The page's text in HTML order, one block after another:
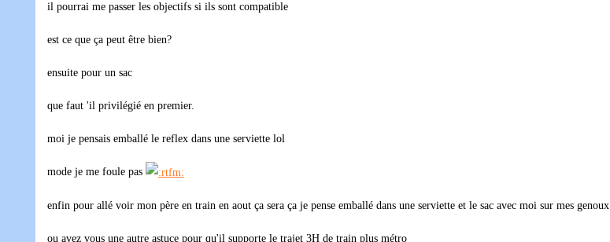
il pourrai me passer les objectifs si ils sont compatible
est ce que ça peut être bien?
ensuite pour un sac
que faut 'il privilégié en premier.
moi je pensais emballé le reflex dans une serviette lol
mode je me foule pas
enfin pour allé voir mon père en train en aout ça sera ça je pense emballé dans une serviette et le sac avec moi sur mes genoux
ou avez vous une autre astuce pour qu'il supporte le trajet 3H de train plus métro